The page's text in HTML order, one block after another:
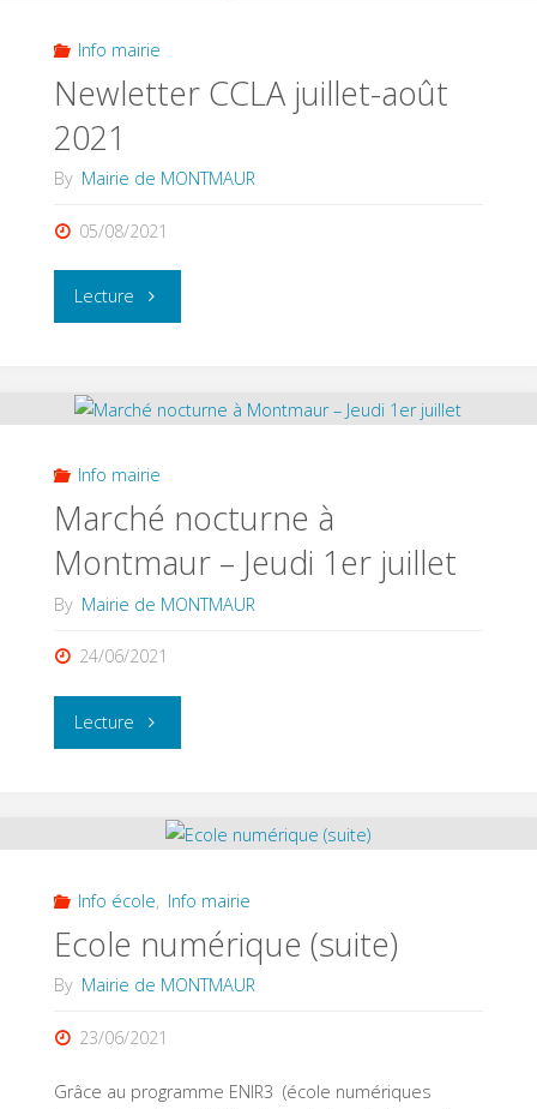
Info mairie
Newletter CCLA juillet-août
2021
By Mairie de MONTMAUR
05/08/2021
Lecture "Newletter
juillet-
2021"
Info mairie
Marché nocturne à
Montmaur – Jeudi 1er juillet
By Mairie de MONTMAUR
24/06/2021
Lecture "Marché
Jeudi
1er
Info école, Info mairie
Ecole numérique (suite)
By Mairie de MONTMAUR
23/06/2021
Grâce au programme ENIR3 (école numériques